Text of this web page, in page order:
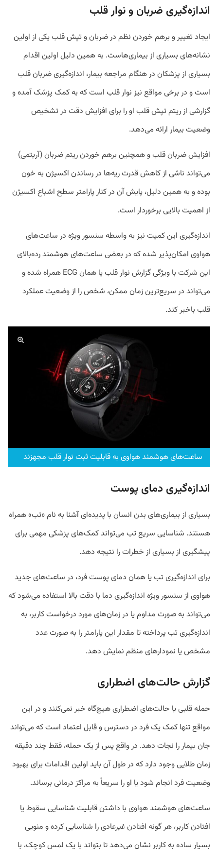
اندازه‌گیری ضربان و نوار قلب
ایجاد تغییر و برهم خوردن نظم در ضربان و تپش قلب یکی از اولین
نشانه‌های بسیاری از بیماری‌هاست. به همین دلیل اولین اقدام
بسیاری از پزشکان در هنگام مراجعه بیمار، اندازه‌گیری ضربان قلب
است و در برخی مواقع نیز نوار قلب است که به کمک پزشک آمده و
گزارشی از ریتم تپش قلب او را برای افزایش دقت در تشخیص
وضعیت بیمار ارائه می‎‌دهد.
افزایش ضربان قلب و همچنین برهم خوردن ریتم ضربان (آریتمی)
می‌تواند ناشی از کاهش قدرت ریه‌ها در رساندن اکسیژن به خون
بوده و به همین دلیل، پایش آن در کنار پارامتر سطح اشباع اکسیژن
از اهمیت بالایی برخوردار است.
اندازه‌گیری این کمیت نیز به واسطه سنسور ویژه در ساعت‌های
هواوی امکان‌پذیر شده که در بعضی ساعت‌های هوشمند رده‌بالای
این شرکت با ویژگی گزارش نوار قلب یا همان ECG همراه شده و
می‌‎تواند در سریع‌ترین زمان ممکن، شخص را از وضعیت عملکرد
قلب باخبر کند.
ساعت‌های هوشمند هواوی به قابلیت ثبت نوار قلب مجهزند
اندازه‎‌گیری دمای پوست
بسیاری از بیماری‎‌های بدن انسان با پدیده‎‌ای آشنا به نام «تب» همراه
هستند. شناسایی سریع تب می‎‌تواند کمک‎‌های پزشکی مهمی برای
پیشگیری از بسیاری از خطرات را نتیجه دهد.
برای اندازه‌‎گیری تب یا همان دمای پوست فرد، در ساعت‎‌های جدید
هواوی از سنسور ویژه اندازه‌‎گیری دما با دقت بالا استفاده می‌‎شود که
می‌‎تواند به صورت مداوم یا در زمان‌‎های مورد درخواست کاربر، به
اندازه‌‎گیری تب پرداخته تا مقدار این پارامتر را به صورت عدد
مشخص یا نمودارهای منظم نمایش دهد.
گزارش حالت‌های اضطراری
حمله قلبی یا حالت‎‌های اضطراری هیچ‌‎گاه خبر نمی‎‌کنند و در این
مواقع تنها کمک یک فرد در دسترس و قابل اعتماد است که می‎‌تواند
جان بیمار را نجات دهد. در واقع پس از یک حمله، فقط چند دقیقه
زمان طلایی وجود دارد که در طول آن باید اولین اقدامات برای بهبود
وضعیت فرد انجام شود یا او را سریعاً به مراکز درمانی برساند.
ساعت‎‌های هوشمند هواوی با داشتن قابلیت شناسایی سقوط یا
افتادن کاربر، هر گونه افتادن غیرعادی را شناسایی کرده و منویی
بسیار ساده به کاربر نشان می‌دهد تا بتواند با یک لمس کوچک، با